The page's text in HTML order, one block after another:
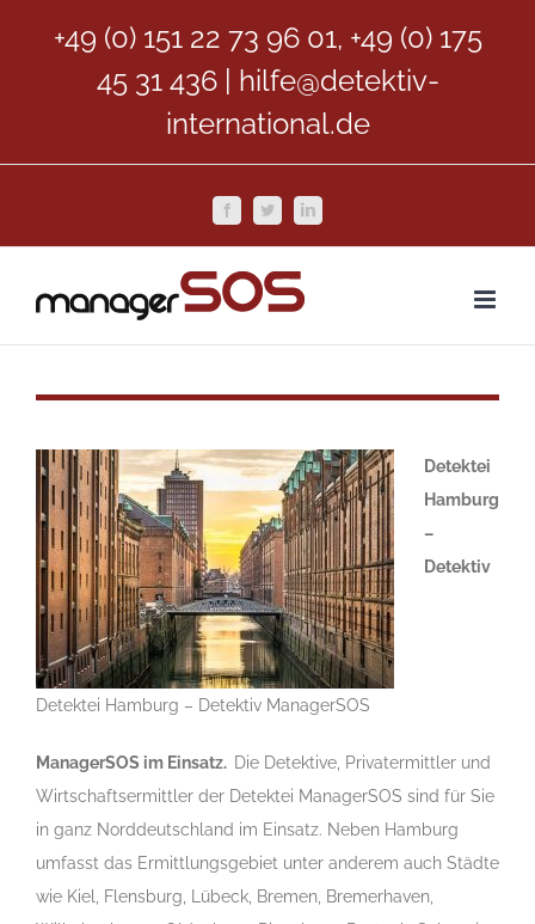
+49 (0) 151 22 73 96 01, +49 (0) 175
45 31 436
hilfe@detektiv-
international.de
FacebookTwitterLinkedIn
Detektei Hamburg – Detektiv ManagerSOS
Detektei
Hamburg
–
Detektiv
ManagerSOS im Einsatz. Die Detektive, Privatermittler und
Wirtschaftsermittler der Detektei ManagerSOS sind für Sie
in ganz Norddeutschland im Einsatz. Neben Hamburg
umfasst das Ermittlungsgebiet unter anderem auch Städte
wie Kiel, Flensburg, Lübeck, Bremen, Bremerhaven,